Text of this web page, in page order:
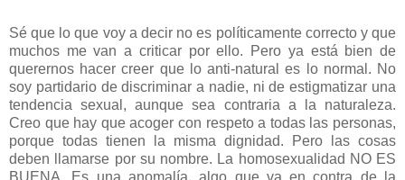
Sé que lo que voy a decir no es políticamente correcto y que
muchos me van a criticar por ello. Pero ya está bien de
querernos hacer creer que lo anti-natural es lo normal. No
soy partidario de discriminar a nadie, ni de estigmatizar una
tendencia sexual, aunque sea contraria a la naturaleza.
Creo que hay que acoger con respeto a todas las personas,
porque todas tienen la misma dignidad. Pero las cosas
deben llamarse por su nombre. La homosexualidad NO ES